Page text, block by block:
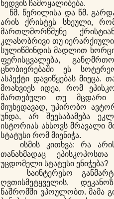
ხედვის ჩამოყალიბება.
წმ. წერილისა და წმ.
არის ქრისტეს სხეული,
მართლმორწმუნე
კლასობრივი თუ
სულიწმინდის მადლით
ფერისცვალება,
ცნობიერებაში ეს
ასპექტი დავიწყებას მიეცა.
მოახვიეს იდეა, რომ
მართებული თუ მცდარი
მიუხედავად, უპირობო
უნდა, არ შეესაბამება
ისტორიას ახსოვს მრავალი
სტატუსი რომ მიენიჭა.
ისმის კითხვა: რა
თანახმადაც
უცდომელი სტატუსი ენიჭება?
საინტერესო
ღვთისმეტყველის,
ნაშრომში ვპოულობთ. მამა